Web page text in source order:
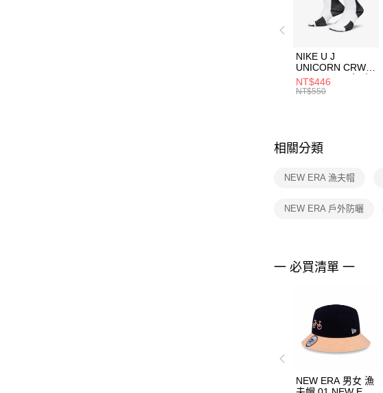
NIKE U J
UNICORN CRW
1PR -160 男女 中
統襪 FZ3393100
NT$446
NT$550
相關分類
NEW ERA 漁夫帽
NEW ERA 戶外防曬
一 必買清單 一
NEW ERA 男女 漁